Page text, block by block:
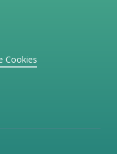
Cookies